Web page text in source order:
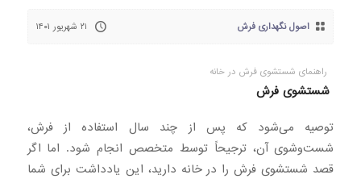
اصول نگهداری فرش ۲۱ شهریور ۱۴۰۱
راهنمای شستشوی فرش در خانه
شستشوی فرش
توصیه می‌شود که پس از چند سال استفاده از فرش،
شست‌وشوی آن، ترجیحاً توسط متخصص انجام شود. اما اگر
قصد شستشوی فرش را در خانه دارید، این یادداشت برای شما